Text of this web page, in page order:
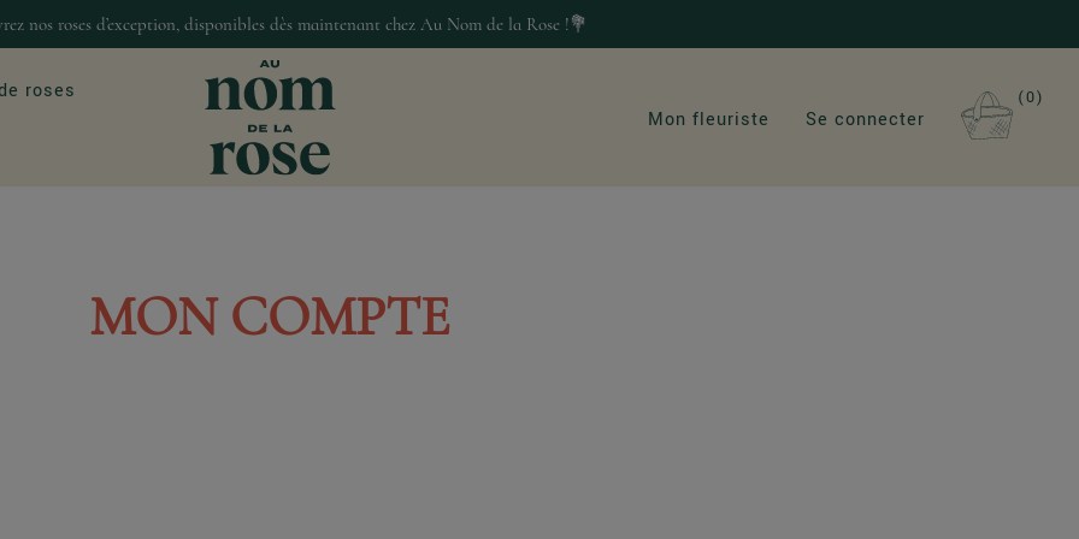
nos roses d’exception, disponibles dès maintenant chez Au Nom de la Rose !💐
Décoration
Bougies et senteur
roses
Mon fleuriste Se connecter
0
MON COMPTE